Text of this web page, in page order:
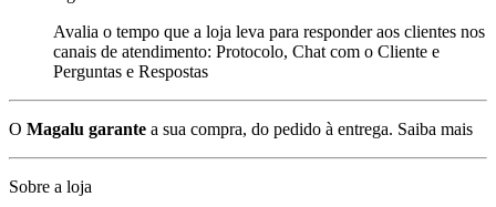
Avalia o tempo que a loja leva para responder aos clientes nos
canais de atendimento: Protocolo, Chat com o Cliente e
Perguntas e Respostas
O Magalu garante a sua compra, do pedido à entrega. Saiba mais
Sobre a loja